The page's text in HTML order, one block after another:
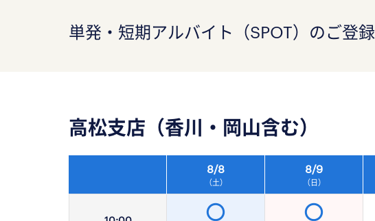
単発・短期アルバイト（SPOT）のご登録
高松支店（香川・岡山含む）
8/8
（土）
8/9
（日）